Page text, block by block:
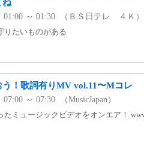
ね
01:00 ～ 01:30 （ＢＳ日テレ ４Ｋ）
りたいものがある
う！歌詞有りMV vol.11〜Mコレ
～ 07:30 （MusicJapan）
たミュージックビデオをオンエア！